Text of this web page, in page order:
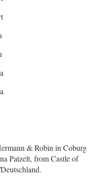
& Robin in Coburg
Patzelt, from Castle of